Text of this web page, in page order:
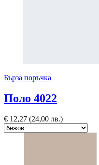
Бърза поръчка
Поло 4022
€ 12,27 (24,00 лв.)